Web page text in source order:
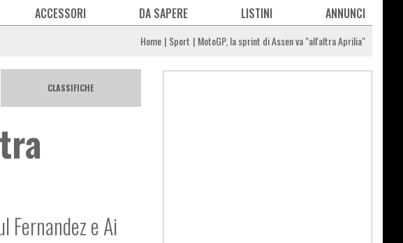
ACCESSORI DA SAPERE LISTINI ANNUNCI
Home Sport MotoGP, la sprint di Assen va "all'altra Aprilia"
CLASSIFICHE
Fernandez e Ai